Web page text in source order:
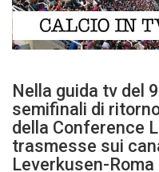
Nella guida tv del
semifinali di
della Conference
trasmesse sui
Leverkusen-Roma